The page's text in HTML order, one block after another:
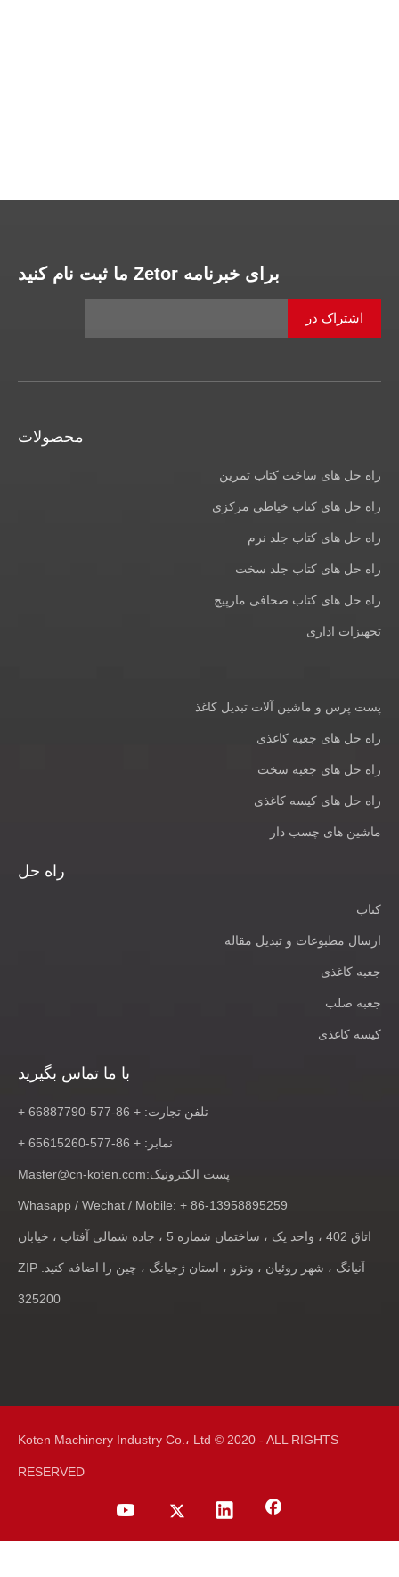
برای خبرنامه Zetor ما ثبت نام کنید
اشتراک در
محصولات
راه حل های ساخت کتاب تمرین
راه حل های کتاب خیاطی مرکزی
راه حل های کتاب جلد نرم
راه حل های کتاب جلد سخت
راه حل های کتاب صحافی مارپیچ
تجهیزات اداری
پست پرس و ماشین آلات تبدیل کاغذ
راه حل های جعبه کاغذی
راه حل های جعبه سخت
راه حل های کیسه کاغذی
ماشین های چسب دار
راه حل
کتاب
ارسال مطبوعات و تبدیل مقاله
جعبه کاغذی
جعبه صلب
کیسه کاغذی
با ما تماس بگیرید
تلفن تجارت: + 86-577-66887790 +
نمابر: + 86-577-65615260 +
پست الکترونیک:Master@cn-koten.com
Whasapp / Wechat / Mobile: + 86-13958895259
اتاق 402 ، واحد یک ، ساختمان شماره 5 ، جاده شمالی آفتاب ، خیابان
آنیانگ ، شهر روئیان ، ونژو ، استان ژجیانگ ، چین را اضافه کنید. ZIP
325200
Koten Machinery Industry Co.، Ltd © 2020 - ALL RIGHTS
RESERVED